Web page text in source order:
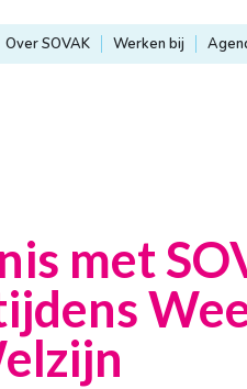
Over SOVAK Werken bij
met